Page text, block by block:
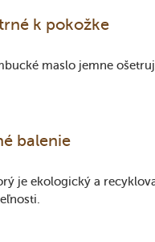
k pokožke
maslo jemne
balenie
je ekologický a